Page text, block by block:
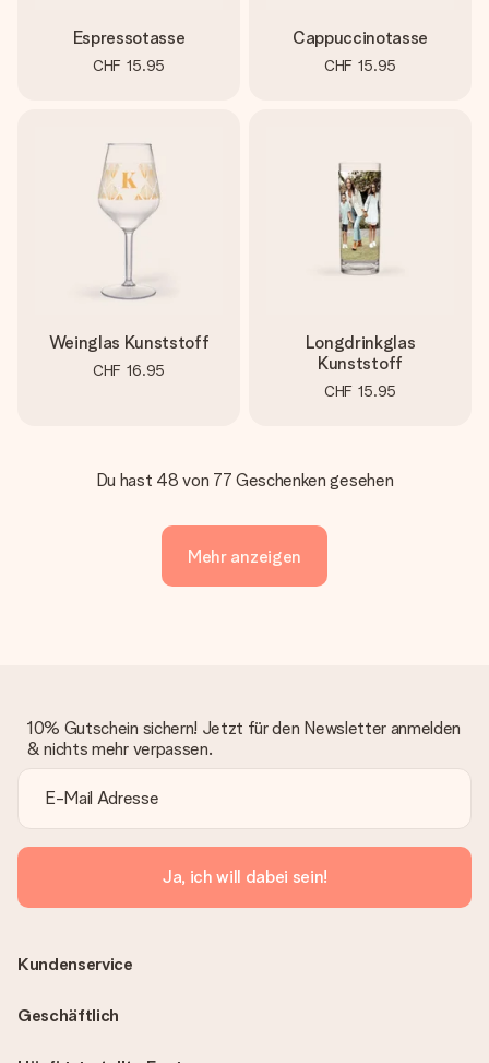
Espressotasse
CHF 15.95
Cappuccinotasse
CHF 15.95
Weinglas Kunststoff
CHF 16.95
Longdrinkglas
Kunststoff
CHF 15.95
Du hast 48 von 77 Geschenken gesehen
Mehr anzeigen
10% Gutschein sichern! Jetzt für den Newsletter anmelden
& nichts mehr verpassen.
Ja, ich will dabei sein!
Kundenservice
Geschäftlich